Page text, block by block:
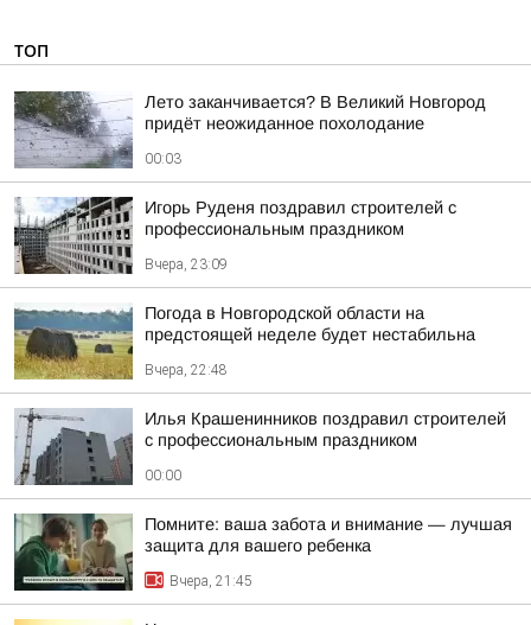
ТОП
Лето заканчивается? В Великий Новгород
придёт неожиданное похолодание
00:03
Игорь Руденя поздравил строителей с
профессиональным праздником
Вчера, 23:09
Погода в Новгородской области на
предстоящей неделе будет нестабильна
Вчера, 22:48
Илья Крашенинников поздравил строителей
с профессиональным праздником
00:00
Помните: ваша забота и внимание — лучшая
защита для вашего ребенка
Вчера, 21:45